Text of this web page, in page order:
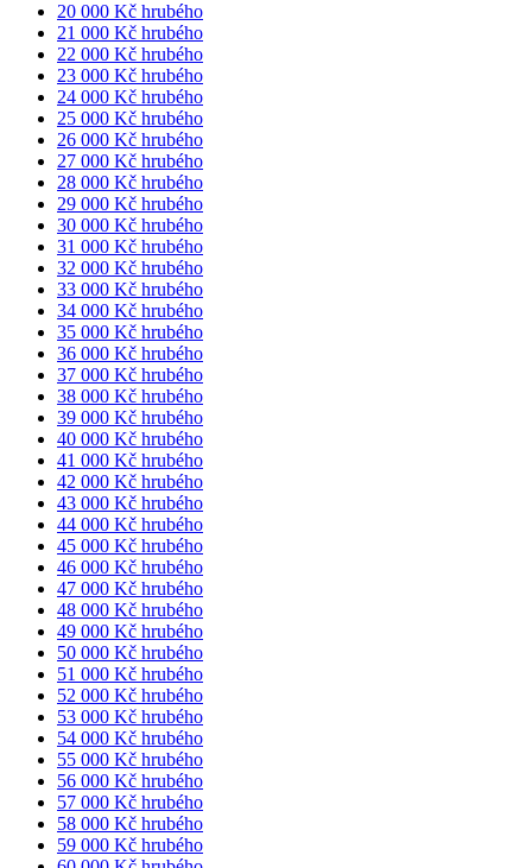
20 000 Kč hrubého
21 000 Kč hrubého
22 000 Kč hrubého
23 000 Kč hrubého
24 000 Kč hrubého
25 000 Kč hrubého
26 000 Kč hrubého
27 000 Kč hrubého
28 000 Kč hrubého
29 000 Kč hrubého
30 000 Kč hrubého
31 000 Kč hrubého
32 000 Kč hrubého
33 000 Kč hrubého
34 000 Kč hrubého
35 000 Kč hrubého
36 000 Kč hrubého
37 000 Kč hrubého
38 000 Kč hrubého
39 000 Kč hrubého
40 000 Kč hrubého
41 000 Kč hrubého
42 000 Kč hrubého
43 000 Kč hrubého
44 000 Kč hrubého
45 000 Kč hrubého
46 000 Kč hrubého
47 000 Kč hrubého
48 000 Kč hrubého
49 000 Kč hrubého
50 000 Kč hrubého
51 000 Kč hrubého
52 000 Kč hrubého
53 000 Kč hrubého
54 000 Kč hrubého
55 000 Kč hrubého
56 000 Kč hrubého
57 000 Kč hrubého
58 000 Kč hrubého
59 000 Kč hrubého